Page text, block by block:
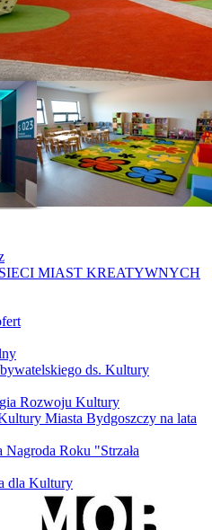
MIAST KREATYWNYCH
ds. Kultury
Rozwoju Kultury
Miasta Bydgoszczy na lata
Roku "Strzała
dla Kultury